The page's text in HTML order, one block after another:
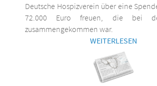
Deutsche Hospizverein über eine
72.000 Euro freuen, die bei
zusammengekommen war.
WEITERLESEN